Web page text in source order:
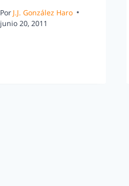
Por J.J. González Haro
junio 20, 2011